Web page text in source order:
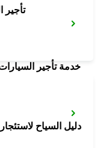
خدمة تأجير
دليل السياح